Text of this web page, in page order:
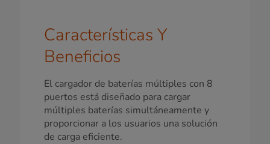
Características Y
Beneficios
El cargador de baterías múltiples con 8
puertos está diseñado para cargar
múltiples baterías simultáneamente y
proporcionar a los usuarios una solución
de carga eficiente.